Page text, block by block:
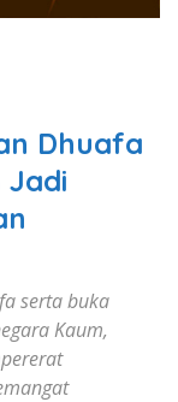
Dhuafa
Jadi
serta buka
Kaum,